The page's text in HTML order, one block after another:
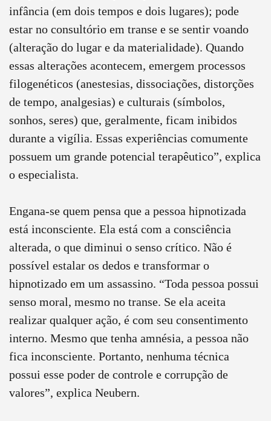
infância (em dois tempos e dois lugares); pode
estar no consultório em transe e se sentir voando
(alteração do lugar e da materialidade). Quando
essas alterações acontecem, emergem processos
filogenéticos (anestesias, dissociações, distorções
de tempo, analgesias) e culturais (símbolos,
sonhos, seres) que, geralmente, ficam inibidos
durante a vigília. Essas experiências comumente
possuem um grande potencial terapêutico”, explica
o especialista.
Engana-se quem pensa que a pessoa hipnotizada
está inconsciente. Ela está com a consciência
alterada, o que diminui o senso crítico. Não é
possível estalar os dedos e transformar o
hipnotizado em um assassino. “Toda pessoa possui
senso moral, mesmo no transe. Se ela aceita
realizar qualquer ação, é com seu consentimento
interno. Mesmo que tenha amnésia, a pessoa não
fica inconsciente. Portanto, nenhuma técnica
possui esse poder de controle e corrupção de
valores”, explica Neubern.